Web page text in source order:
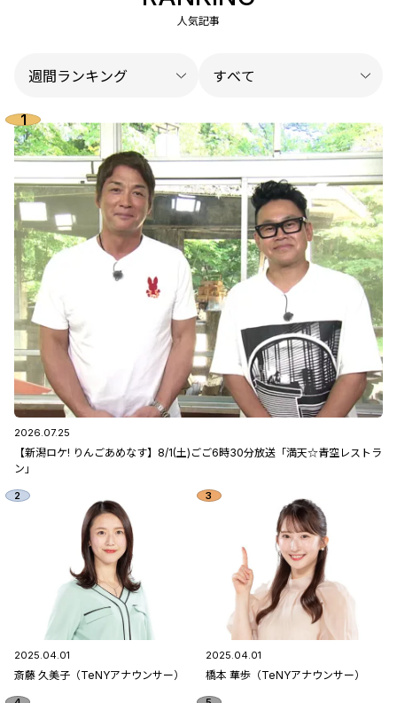
人気記事
2026.07.25
【新潟ロケ! りんごあめなす】8/1(土)ごご6時30分放送「満天☆青空レストラ
ン」
2025.04.01
斎藤 久美子（TeNYアナウンサー）
2025.04.01
橋本 華歩（TeNYアナウンサー）